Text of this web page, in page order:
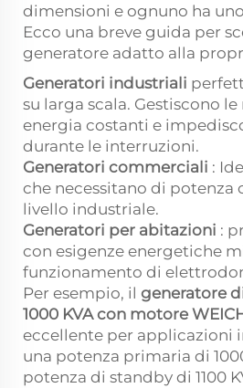
dimensioni e ognuno ha
Ecco una breve guida per
generatore adatto alla
Generatori industriali
su larga scala. Gestiscono
energia costanti e
durante le interruzioni.
Generatori commerciali :
che necessitano di potenza
livello industriale.
Generatori per abitazioni :
con esigenze energetiche
funzionamento di
Per esempio, il generatore
1000 KVA con motore
eccellente per applicazioni
una potenza primaria di
potenza di standby di 1100